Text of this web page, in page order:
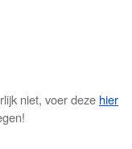
niet, voer deze hier